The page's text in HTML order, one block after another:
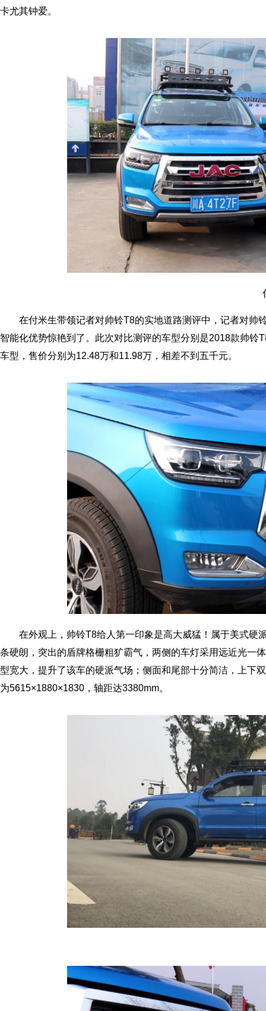
卡尤其钟爱。
在付米生带领记者对帅铃T8的实地道路测评中，记者对帅
智能化优势惊艳到了。此次对比测评的车型分别是2018款帅
车型，售价分别为12.48万和11.98万，相差不到五千元。
在外观上，帅铃T8给人第一印象是高大威猛！属于美式硬
条硬朗，突出的盾牌格栅粗犷霸气，两侧的车灯采用远近光一
型宽大，提升了该车的硬派气场；侧面和尾部十分简洁，上下
为5615×1880×1830，轴距达3380mm。